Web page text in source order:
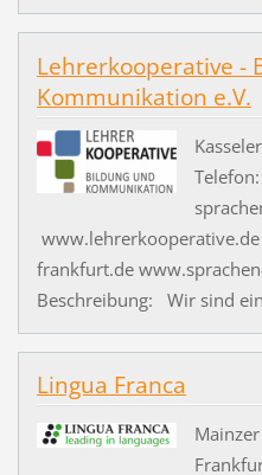
Lehrerkooperative -
Kommunikation e.V.
frankfurt.de
Beschreibung: Wir sind
Lingua Franca